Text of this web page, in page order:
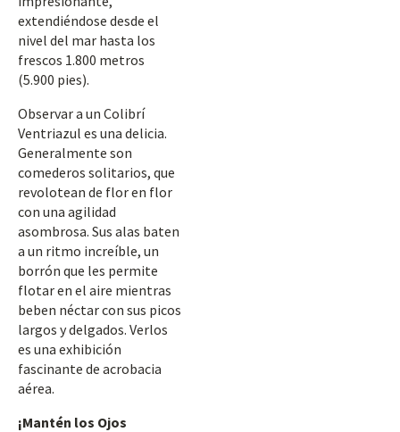
extendiéndose desde el
nivel del mar hasta los
frescos 1.800 metros
(5.900 pies).
Observar a un Colibrí
Ventriazul es una delicia.
Generalmente son
comederos solitarios, que
revolotean de flor en flor
con una agilidad
asombrosa. Sus alas baten
a un ritmo increíble, un
borrón que les permite
flotar en el aire mientras
beben néctar con sus picos
largos y delgados. Verlos
es una exhibición
fascinante de acrobacia
aérea.
¡Mantén los Ojos